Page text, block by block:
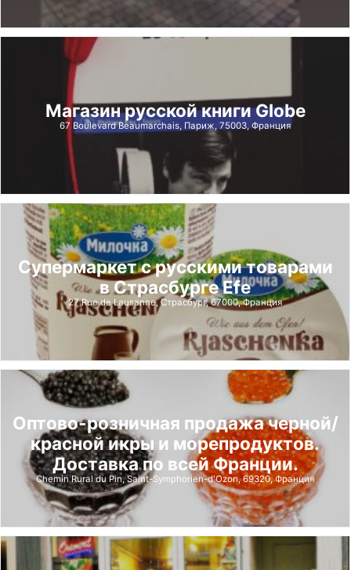
Магазин русской книги Globe
67 Boulevard Beaumarchais, Париж, 75003, Франция
Cупермаркет с русскими товарами
в Страсбурге Efe
27 Rue de Lausanne, Страсбург, 67000, Франция
Оптово-розничная продажа черной/
красной икры и морепродуктов.
Доставка по всей Франции.
Chemin Rural du Pin, Saint-Symphorien-d'Ozon, 69320, Франция